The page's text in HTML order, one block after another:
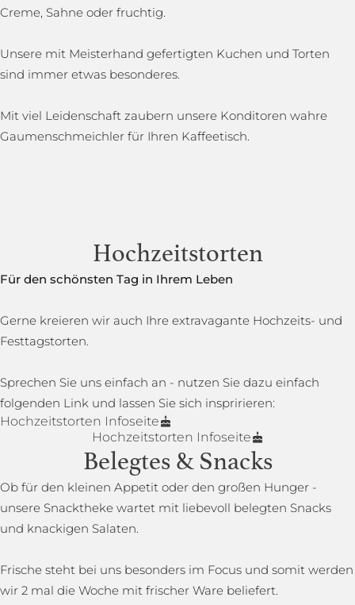
Creme, Sahne oder fruchtig.
Unsere mit Meisterhand gefertigten Kuchen und Torten
sind immer etwas besonderes.
Mit viel Leidenschaft zaubern unsere Konditoren wahre
Gaumenschmeichler für Ihren Kaffeetisch.
Hochzeitstorten
Für den schönsten Tag in Ihrem Leben
Gerne kreieren wir auch Ihre extravagante Hochzeits- und
Festtagstorten.
Sprechen Sie uns einfach an - nutzen Sie dazu einfach
folgenden Link und lassen Sie sich inspririeren:
Hochzeitstorten Infoseite
Hochzeitstorten Infoseite
Belegtes & Snacks
Ob für den kleinen Appetit oder den großen Hunger -
unsere Snacktheke wartet mit liebevoll belegten Snacks
und knackigen Salaten.
Frische steht bei uns besonders im Focus und somit werden
wir 2 mal die Woche mit frischer Ware beliefert.